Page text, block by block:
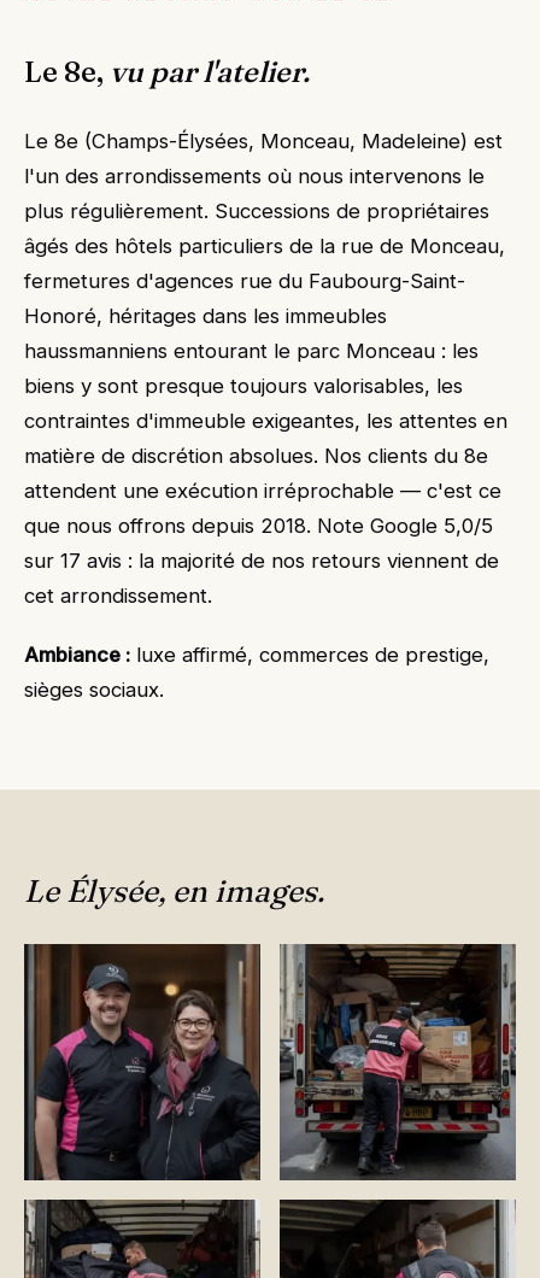
Le 8e, vu par l'atelier.
Le 8e (Champs-Élysées, Monceau, Madeleine) est
l'un des arrondissements où nous intervenons le
plus régulièrement. Successions de propriétaires
âgés des hôtels particuliers de la rue de Monceau,
fermetures d'agences rue du Faubourg-Saint-
Honoré, héritages dans les immeubles
haussmanniens entourant le parc Monceau : les
biens y sont presque toujours valorisables, les
contraintes d'immeuble exigeantes, les attentes en
matière de discrétion absolues. Nos clients du 8e
attendent une exécution irréprochable — c'est ce
que nous offrons depuis 2018. Note Google 5,0/5
sur 17 avis : la majorité de nos retours viennent de
cet arrondissement.
Ambiance : luxe affirmé, commerces de prestige,
sièges sociaux.
Le Élysée, en images.